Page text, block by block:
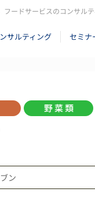
ードサービスのコンサル
サルティング セミナ
ン